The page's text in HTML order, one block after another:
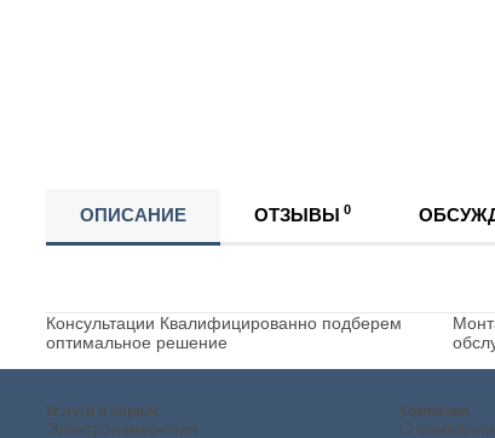
ОПИСАНИЕ ОТЗЫВЫ 0
Консультации Квалифицированно подберем
оптимальное решение
Услуги и сервис
Электроизмерения
Компания
О компании